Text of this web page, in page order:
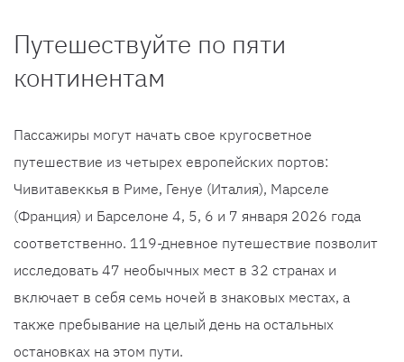
Путешествуйте по пяти
континентам
Пассажиры могут начать свое кругосветное
путешествие из четырех европейских портов:
Чивитавеккья в Риме, Генуе (Италия), Марселе
(Франция) и Барселоне 4, 5, 6 и 7 января 2026 года
соответственно. 119-дневное путешествие позволит
исследовать 47 необычных мест в 32 странах и
включает в себя семь ночей в знаковых местах, а
также пребывание на целый день на остальных
остановках на этом пути.